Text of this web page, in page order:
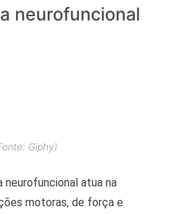
neurofuncional
Giphy)
neurofuncional atua na
motoras, de força e